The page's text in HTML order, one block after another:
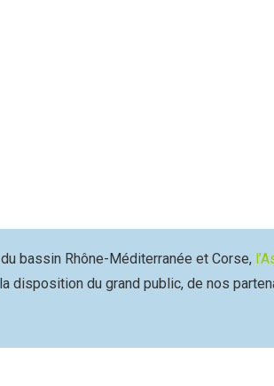
bassin Rhône-Méditerranée et Corse,
du grand public, de nos